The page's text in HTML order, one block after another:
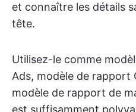
et connaître les détails
tête.
Utilisez-le comme
Ads, modèle de rapport
modèle de rapport de